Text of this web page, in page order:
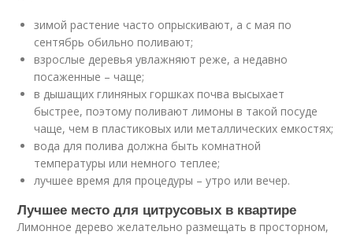
зимой растение часто опрыскивают, а с мая по
сентябрь обильно поливают;
взрослые деревья увлажняют реже, а недавно
посаженные – чаще;
в дышащих глиняных горшках почва высыхает
быстрее, поэтому поливают лимоны в такой посуде
чаще, чем в пластиковых или металлических емкостях;
вода для полива должна быть комнатной
температуры или немного теплее;
лучшее время для процедуры – утро или вечер.
Лучшее место для цитрусовых в квартире
Лимонное дерево желательно размещать в просторном,